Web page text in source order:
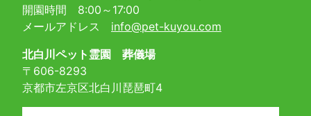
開園時間 8:00～17:00
メールアドレス info@pet-kuyou.com
北白川ペット霊園 葬儀場
〒606-8293
京都市左京区北白川琵琶町4